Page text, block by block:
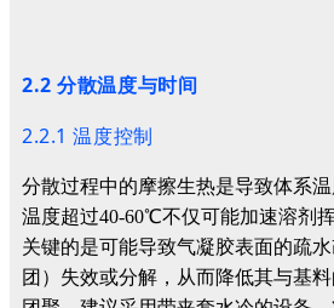
2.2 分散温度与时间
2.2.1 温度控制
分散过程中的摩擦生热是导致体系温
温度超过40-60℃不仅可能加速溶剂
关键的是可能导致气凝胶表面的疏
团）失效或分解，从而降低其与基